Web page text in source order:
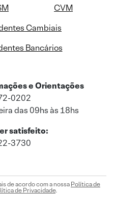
CVM
Cambiais
Bancários
e Orientações
0202
das 09hs às 18hs
satisfeito:
3730
de acordo com a nossa Política de
de Privacidade.